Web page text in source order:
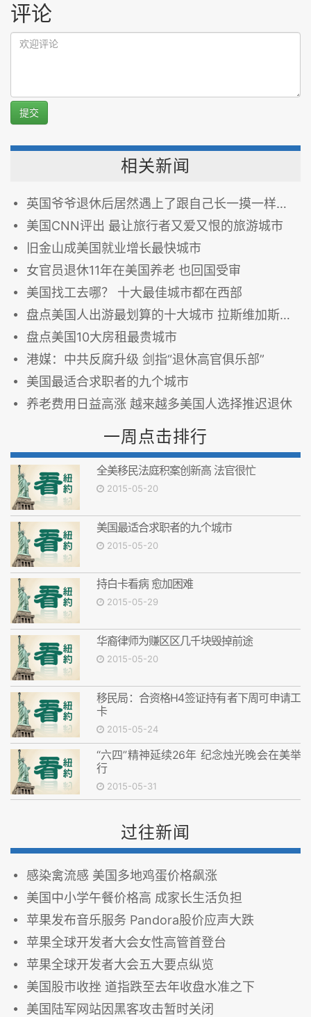
评论
提交
相关新闻
英国爷爷退休后居然遇上了跟自己长一摸一样的人!世界太神奇
美国CNN评出 最让旅行者又爱又恨的旅游城市
旧金山成美国就业增长最快城市
女官员退休11年在美国养老 也回国受审
美国找工去哪？ 十大最佳城市都在西部
盘点美国人出游最划算的十大城市 拉斯维加斯居首
盘点美国10大房租最贵城市
港媒：中共反腐升级 剑指“退休高官俱乐部”
美国最适合求职者的九个城市
养老费用日益高涨 越来越多美国人选择推迟退休
一周点击排行
全美移民法庭积案创新高 法官很忙
2015-05-20
美国最适合求职者的九个城市
2015-05-20
持白卡看病 愈加困难
2015-05-29
华裔律师为赚区区几千块毁掉前途
2015-05-20
移民局：合资格H4签证持有者下周可申请工
卡
2015-05-24
“六四”精神延续26年 纪念烛光晚会在美举
行
2015-05-31
过往新闻
感染禽流感 美国多地鸡蛋价格飙涨
美国中小学午餐价格高 成家长生活负担
苹果发布音乐服务 Pandora股价应声大跌
苹果全球开发者大会女性高管首登台
苹果全球开发者大会五大要点纵览
美国股市收挫 道指跌至去年收盘水准之下
美国陆军网站因黑客攻击暂时关闭